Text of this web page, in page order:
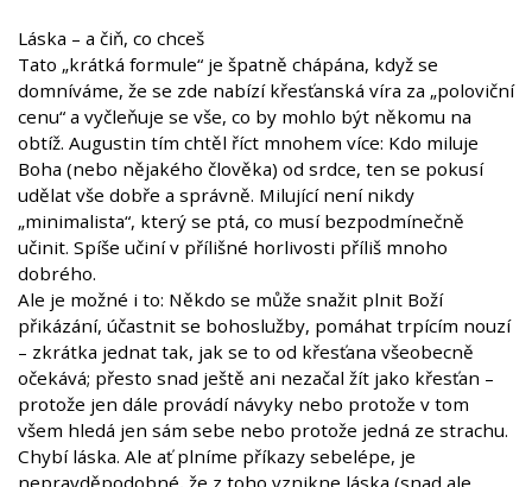
Láska – a čiň, co chceš
Tato „krátká formule“ je špatně chápána, když se
domníváme, že se zde nabízí křesťanská víra za „poloviční
cenu“ a vyčleňuje se vše, co by mohlo být někomu na
obtíž. Augustin tím chtěl říct mnohem více: Kdo miluje
Boha (nebo nějakého člověka) od srdce, ten se pokusí
udělat vše dobře a správně. Milující není nikdy
„minimalista“, který se ptá, co musí bezpodmínečně
učinit. Spíše učiní v přílišné horlivosti příliš mnoho
dobrého.
Ale je možné i to: Někdo se může snažit plnit Boží
přikázání, účastnit se bohoslužby, pomáhat trpícím nouzí
– zkrátka jednat tak, jak se to od křesťana všeobecně
očekává; přesto snad ještě ani nezačal žít jako křesťan –
protože jen dále provádí návyky nebo protože v tom
všem hledá jen sám sebe nebo protože jedná ze strachu.
Chybí láska. Ale ať plníme příkazy sebelépe, je